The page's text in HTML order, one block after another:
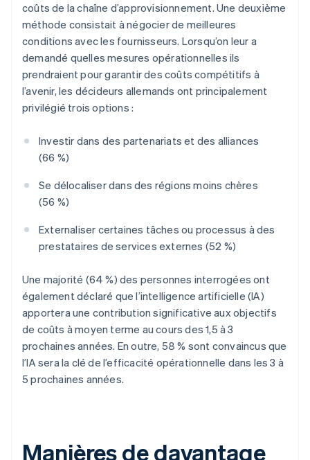
coûts de la chaîne d’approvisionnement. Une deuxième
méthode consistait à négocier de meilleures
conditions avec les fournisseurs. Lorsqu’on leur a
demandé quelles mesures opérationnelles ils
prendraient pour garantir des coûts compétitifs à
l’avenir, les décideurs allemands ont principalement
privilégié trois options :
Investir dans des partenariats et des alliances
(66 %)
Se délocaliser dans des régions moins chères
(56 %)
Externaliser certaines tâches ou processus à des
prestataires de services externes (52 %)
Une majorité (64 %) des personnes interrogées ont
également déclaré que l’intelligence artificielle (IA)
apportera une contribution significative aux objectifs
de coûts à moyen terme au cours des 1,5 à 3
prochaines années. En outre, 58 % sont convaincus que
l’IA sera la clé de l’efficacité opérationnelle dans les 3 à
5 prochaines années.
Manières de davantage